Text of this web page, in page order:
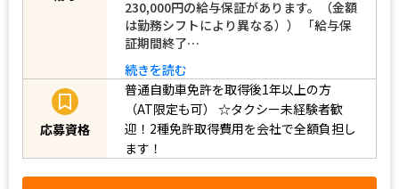
230,000円の給与保証があります。（金額
は勤務シフトにより異なる）） 「給与保
証期間終了…
続きを読む
応募資格
普通自動車免許を取得後1年以上の方
（AT限定も可）
☆タクシー未経験者歓
迎！2種免許取得費用を会社で全額負担し
ます！